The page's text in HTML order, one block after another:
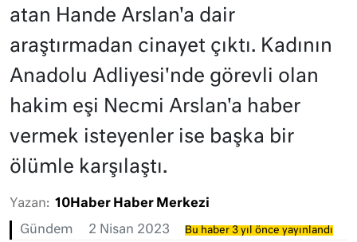
atan Hande Arslan'a dair
araştırmadan cinayet çıktı. Kadının
Anadolu Adliyesi'nde görevli olan
hakim eşi Necmi Arslan'a haber
vermek isteyenler ise başka bir
ölümle karşılaştı.
Yazan: 10Haber Haber Merkezi
Gündem 2 Nisan 2023 Bu haber 3 yıl önce yayınlandı